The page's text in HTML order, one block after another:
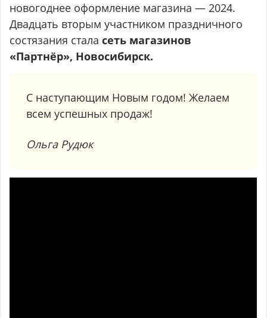
новогоднее оформление магазина — 2024.
Двадцать вторым участником праздничного
состязания сталасеть магазинов
«Партнёр», Новосибирск.
С наступающим Новым годом! Желаем
всем успешных продаж!
Ольга Рудюк